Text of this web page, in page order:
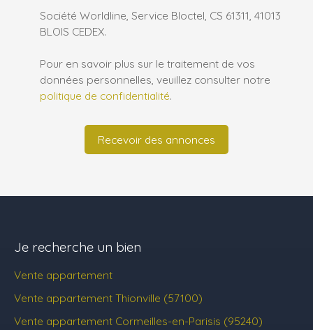
Société Worldline, Service Bloctel, CS 61311, 41013
BLOIS CEDEX.
Pour en savoir plus sur le traitement de vos
données personnelles, veuillez consulter notre
politique de confidentialité.
Recevoir des annonces
Je recherche un bien
Vente appartement
Vente appartement Thionville (57100)
Vente appartement Cormeilles-en-Parisis (95240)